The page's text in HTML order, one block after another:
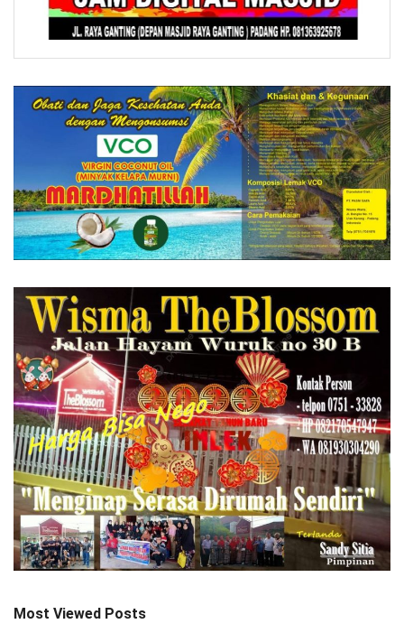
Most Viewed Posts